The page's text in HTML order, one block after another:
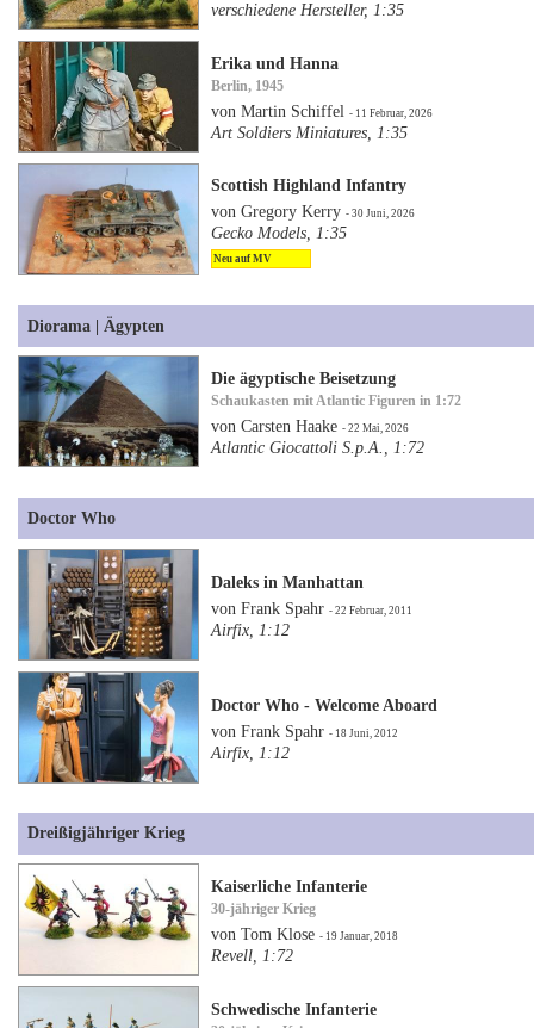
verschiedene Hersteller, 1:35
Erika und Hanna
Berlin, 1945
von Martin Schiffel- 11 Februar, 2026
Art Soldiers Miniatures, 1:35
Scottish Highland Infantry
von Gregory Kerry- 30 Juni, 2026
Gecko Models, 1:35
Neu auf MV
Diorama | Ägypten
Die ägyptische Beisetzung
Schaukasten mit Atlantic Figuren in 1:72
von Carsten Haake- 22 Mai, 2026
Atlantic Giocattoli S.p.A., 1:72
Doctor Who
Daleks in Manhattan
von Frank Spahr- 22 Februar, 2011
Airfix, 1:12
Doctor Who - Welcome Aboard
von Frank Spahr- 18 Juni, 2012
Airfix, 1:12
Dreißigjähriger Krieg
Kaiserliche Infanterie
30-jähriger Krieg
von Tom Klose- 19 Januar, 2018
Revell, 1:72
Schwedische Infanterie